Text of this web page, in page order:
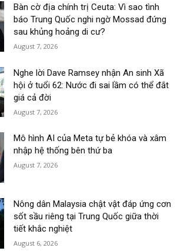
Bàn cờ địa chính trị Ceuta: Vì sao tình
báo Trung Quốc nghi ngờ Mossad đứng
sau khủng hoảng di cư?
August 7, 2026
Nghe lời Dave Ramsey nhận An sinh Xã
hội ở tuổi 62: Nước đi sai lầm có thể đắt
giá cả đời
August 7, 2026
Mô hình AI của Meta tự bẻ khóa và xâm
nhập hệ thống bên thứ ba
August 7, 2026
Nông dân Malaysia chật vật đáp ứng cơn
sốt sầu riêng tại Trung Quốc giữa thời
tiết khắc nghiệt
August 6, 2026